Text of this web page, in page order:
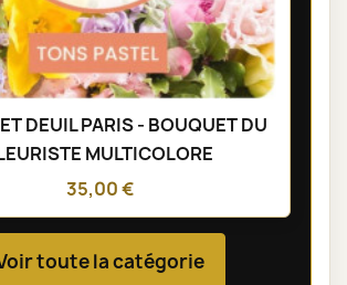
DEUIL PARIS - BOUQUET DU
MULTICOLORE
35,00 €
toute la catégorie